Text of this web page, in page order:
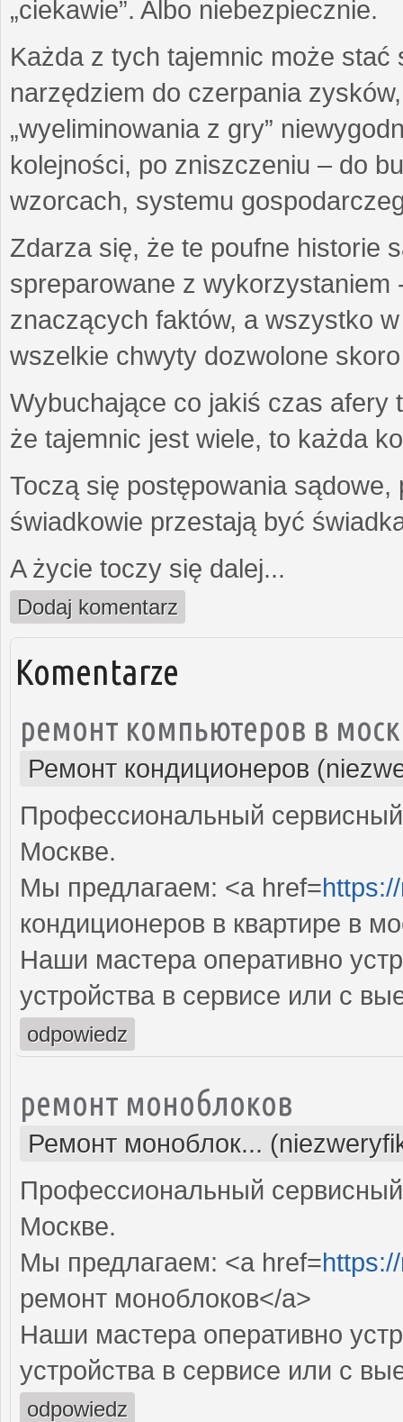
„ciekawie”. Albo niebezpiecznie.
Każda z tych tajemnic może
narzędziem do czerpania
„wyeliminowania z gry”
kolejności, po zniszczeniu – do
wzorcach, systemu
Zdarza się, że te poufne historie
spreparowane z wykorzystaniem
znaczących faktów, a wszystko
wszelkie chwyty dozwolone
Wybuchające co jakiś czas afery
że tajemnic jest wiele, to każda
Toczą się postępowania
świadkowie przestają być
A życie toczy się dalej...
Dodaj komentarz
Komentarze
ремонт компьютеров в
Ремонт кондиционеров
Профессиональный
Москве.
Мы предлагаем: <a href=
кондиционеров в квартире в
Наши мастера оперативно
устройства в сервисе или с
odpowiedz
ремонт моноблоков
Ремонт моноблок...
Профессиональный
Москве.
Мы предлагаем: <a href=
ремонт моноблоков</a>
Наши мастера оперативно
устройства в сервисе или с
odpowiedz